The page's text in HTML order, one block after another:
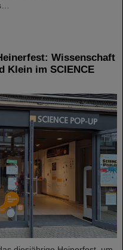
Wissenschaft
Klein im SCIENCE